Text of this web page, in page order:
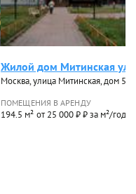
Жилой дом Митинская ул
Москва, улица Митинская, дом 50,
ПОМЕЩЕНИЯ В АРЕНДУ
194.5 м² от 25 000 ₽ ₽ за м²/год